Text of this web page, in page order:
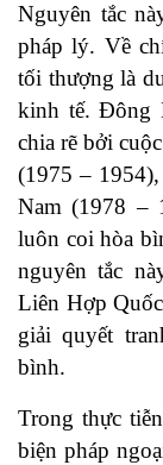
Nguyên tắc
pháp lý. Về
tối thượng là
kinh tế. Đông
chia rẽ bởi
(1975 –
Nam (1978 –
luôn coi hòa
nguyên tắc
Liên Hợp
giải quyết
bình.
Trong thực
biện pháp